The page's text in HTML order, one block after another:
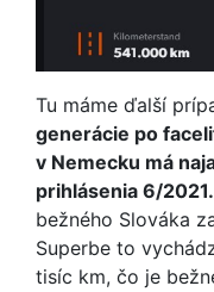
Tu máme ďalší
generácie po
v Nemecku má
prihlásenia 6/2021.
bežného Slováka
Superbe to
tisíc km, čo je